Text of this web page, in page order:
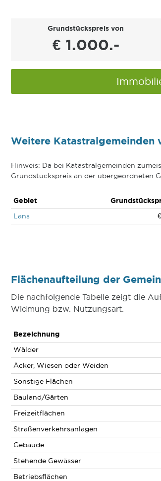
Grundstückspreis von
€ 1.000.-
Weitere Katastralgemeinden
Hinweis: Da bei Katastralgemeinden
Grundstückspreis an der übergeordneten
Gebiet
Lans
Flächenaufteilung der
Die nachfolgende Tabelle zeigt die
Widmung bzw. Nutzungsart.
Bezeichnung
Wälder
Äcker, Wiesen oder Weiden
Sonstige Flächen
Bauland/Gärten
Freizeitflächen
Straßenverkehrsanlagen
Gebäude
Stehende Gewässer
Betriebsflächen